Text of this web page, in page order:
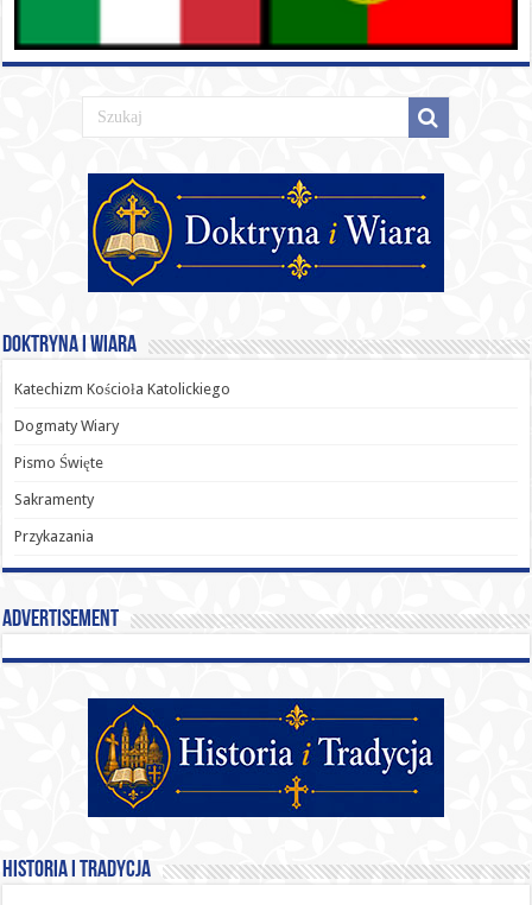
Doktryna i Wiara
Katechizm Kościoła Katolickiego
Dogmaty Wiary
Pismo Święte
Sakramenty
Przykazania
Advertisement
Historia i Tradycja